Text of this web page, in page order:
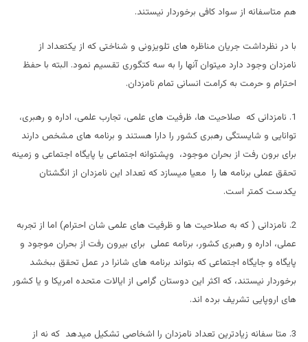
هم متاسفانه از سواد کافی برخوردار نیستند.
با در نظرداشت جریان مناظره های تلویزونی و شناختی که از یکتعداد از
نامزدان وجود دارد میتوان آنها را به سه کتگوری تقسیم نمود. البته با حفظ
احترام و حرمت به کرامت انسانی تمام نامزدان.
1. نامزدانی که صلاحیت ها، ظرفیت های علمی، تجارب علمی، اداره و رهبری،
توانایی و شایستگی رهبری کشور را دارا هستند و برنامه های مشخص دارند
برای برون رفت از بحران موجود، وپشتوانه اجتماعی یا پایگاه اجتماعی و زمینه
تحقق عملی برنامه ها را معیا میسازد که تعداد این نامزدان از انگشتان
یکدست کمتر است.
2. نامزدانی ( که به صلاحیت ها و ظرفیت های علمی شان احترام) اما از تجربه
عملی، اداره و رهبری کشور، برنامه عملی برای بیرون رفت از بحران موجود و
پایگاه و جایگاه اجتماعی که بتواند برنامه های شانرا در عمل تحقق ببخشد
برخوردار نیستند، که اکثر این دوستان گرامی از ایالات متحده امریکا و یا کشور
های اروپایی تشریف برده اند.
3. متا سفانه زیادترین تعداد نامزدان را اشخاصی تشکیل میدهد که نه از